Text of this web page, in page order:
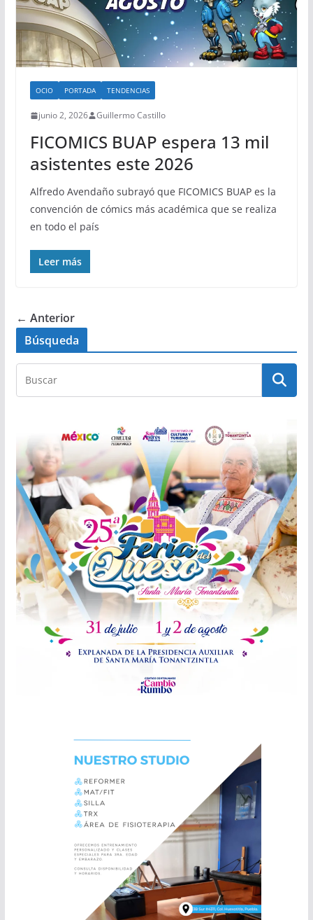
OCIO PORTADA TENDENCIAS
junio 2, 2026 Guillermo Castillo
FICOMICS BUAP espera 13 mil
asistentes este 2026
Alfredo Avendaño subrayó que FICOMICS BUAP es la
convención de cómics más académica que se realiza
en todo el país
Leer más
← Anterior
Búsqueda